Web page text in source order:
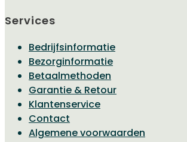
Services
Bedrijfsinformatie
Bezorginformatie
Betaalmethoden
Garantie & Retour
Klantenservice
Contact
Algemene voorwaarden